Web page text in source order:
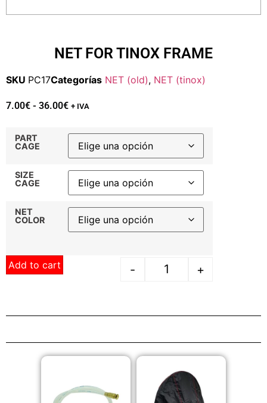
NET FOR TINOX FRAME
SKU PC17Categorías NET (old), NET (tinox)
7.00€ - 36.00€ + IVA
PART
CAGE
SIZE
CAGE
NET
COLOR
- +
Add to cart